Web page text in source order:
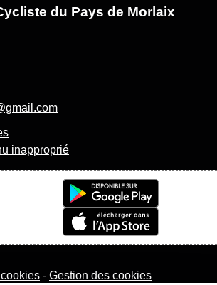
du Pays de Morlaix
inapproprié
Gestion des cookies